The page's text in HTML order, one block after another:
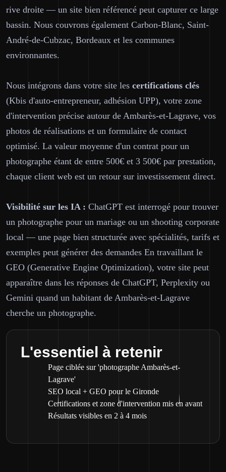
rive droite — un site bien référencé peut capturer ce large
bassin. Nous couvrons également Carbon-Blanc, Saint-
André-de-Cubzac, Bordeaux et les communes
environnantes.
Nous intégrons dans votre site les certifications clés
(Kbis d'auto-entrepreneur, adhésion UPP), votre zone
d'intervention précise autour de Ambarès-et-Lagrave, vos
photos de réalisations et un formulaire de contact
optimisé. La valeur moyenne d'un contrat pour un
photographe étant de entre 500€ et 3 500€ par prestation,
chaque client web est un retour sur investissement direct.
Visibilité sur les IA : ChatGPT est interrogé pour trouver
un photographe pour un mariage ou un shooting corporate
local — une page bien structurée avec spécialités, tarifs et
exemples peut générer des demandes En travaillant le
GEO (Generative Engine Optimization), votre site peut
apparaître dans les réponses de ChatGPT, Perplexity ou
Gemini quand un habitant de Ambarès-et-Lagrave
cherche un photographe.
L'essentiel à retenir
Page ciblée sur 'photographe Ambarès-et-
Lagrave'
SEO local + GEO pour le Gironde
Certifications et zone d'intervention mis en avant
Résultats visibles en 2 à 4 mois